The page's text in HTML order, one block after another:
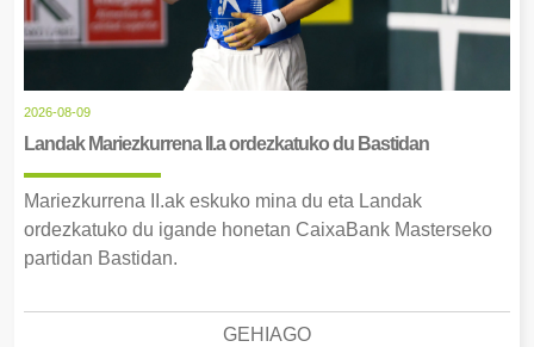
2026-08-09
Landak Mariezkurrena II.a ordezkatuko du Bastidan
Mariezkurrena II.ak eskuko mina du eta Landak
ordezkatuko du igande honetan CaixaBank Masterseko
partidan Bastidan.
GEHIAGO